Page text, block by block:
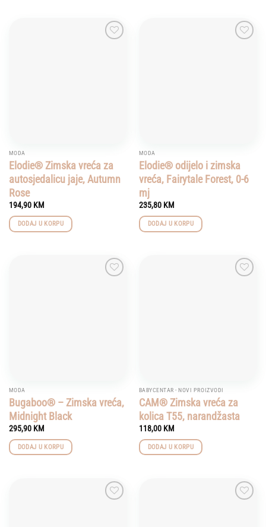
MODA
Elodie® Zimska vreća za
autosjedalicu jaje, Autumn
Rose
194,90 KM
DODAJ U KORPU
MODA
Elodie® odijelo i zimska
vreća, Fairytale Forest, 0-6
mj
235,80 KM
DODAJ U KORPU
MODA
Bugaboo® – Zimska vreća,
Midnight Black
295,90 KM
DODAJ U KORPU
BABYCENTAR - NOVI PROIZVODI
CAM® Zimska vreća za
kolica T55, narandžasta
118,00 KM
DODAJ U KORPU